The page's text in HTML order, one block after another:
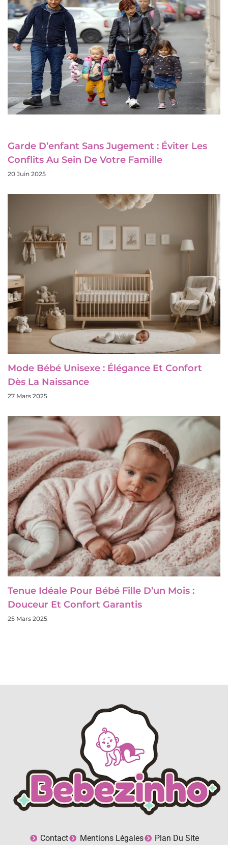
Garde D’enfant Sans Jugement : Éviter Les
Conflits Au Sein De Votre Famille
20 Juin 2025
Mode Bébé Unisexe : Élégance Et Confort
Dès La Naissance
27 Mars 2025
Tenue Idéale Pour Bébé Fille D’un Mois :
Douceur Et Confort Garantis
25 Mars 2025
Contact Mentions Légales Plan Du Site